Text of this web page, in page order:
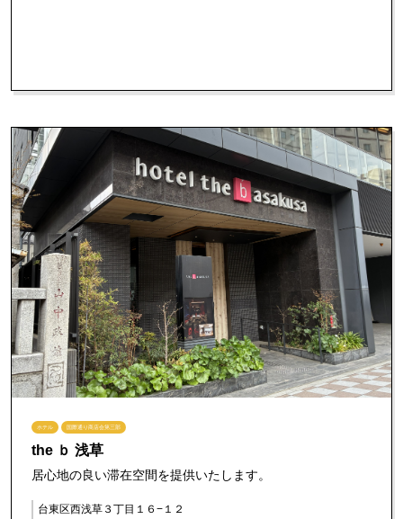
ホテル 国際通り商店会第三部
the ｂ 浅草
居心地の良い滞在空間を提供いたします。
台東区西浅草３丁目１６−１２